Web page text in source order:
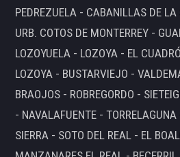
PEDREZUELA - CABANILLAS DE
URB. COTOS DE MONTERREY -
LOZOYUELA - LOZOYA - EL
LOZOYA - BUSTARVIEJO -
BRAOJOS - ROBREGORDO -
- NAVALAFUENTE -
SIERRA - SOTO DEL REAL - EL